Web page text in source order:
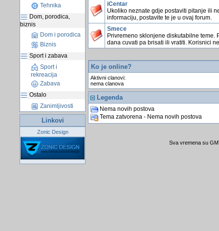
Tehnika
Dom, porodica,
biznis
Dom i porodica
Biznis
Sport i zabava
Sport i
rekreacija
Zabava
Ostalo
Zanimljivosti
Linkovi
Zonic Design
iCentar
Ukoliko neznate gdje postaviti pitanje ili
informaciju, postavite te je u ovaj forum.
Smece
Privremeno sklonjene diskutabilne teme.
dana cuvati pa brisati ili vratiti. Korisnici
Ko je online?
Aktivni clanovi:
nema clanova
Legenda
Nema novih postova
Tema zatvorena - Nema novih postova
Sva vremena su